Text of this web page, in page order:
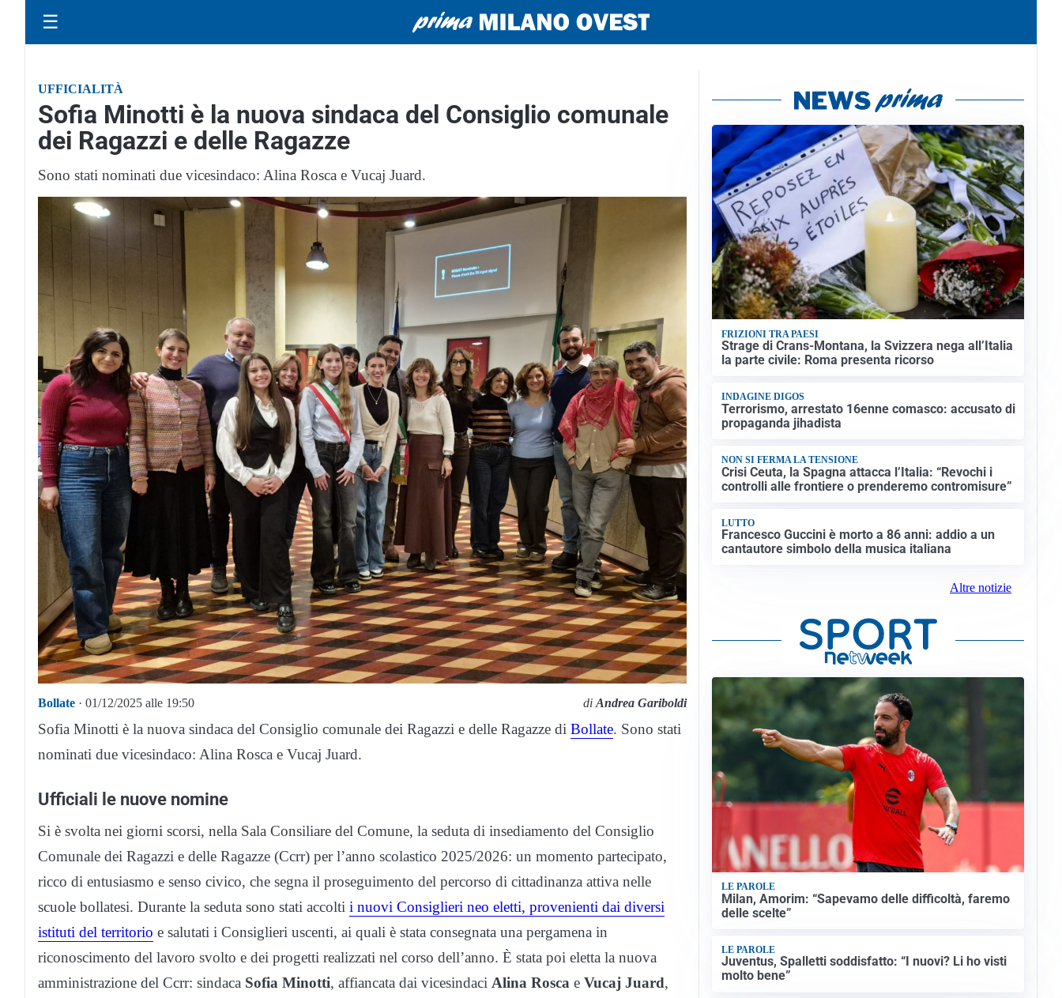
☰
UFFICIALITÀ
Sofia Minotti è la nuova sindaca del Consiglio comunale
dei Ragazzi e delle Ragazze
Sono stati nominati due vicesindaco: Alina Rosca e Vucaj Juard.
Bollate · 01/12/2025 alle 19:50 diAndrea Gariboldi
Sofia Minotti è la nuova sindaca del Consiglio comunale dei Ragazzi e delle Ragazze di Bollate. Sono stati
nominati due vicesindaco: Alina Rosca e Vucaj Juard.
Ufficiali le nuove nomine
Si è svolta nei giorni scorsi, nella Sala Consiliare del Comune, la seduta di insediamento del Consiglio
Comunale dei Ragazzi e delle Ragazze (Ccrr) per l’anno scolastico 2025/2026: un momento partecipato,
ricco di entusiasmo e senso civico, che segna il proseguimento del percorso di cittadinanza attiva nelle
scuole bollatesi. Durante la seduta sono stati accolti i nuovi Consiglieri neo eletti, provenienti dai diversi
istituti del territorio e salutati i Consiglieri uscenti, ai quali è stata consegnata una pergamena in
riconoscimento del lavoro svolto e dei progetti realizzati nel corso dell’anno. È stata poi eletta la nuova
amministrazione del Ccrr: sindaca Sofia Minotti, affiancata dai vicesindaci Alina Rosca e Vucaj Juard,
FRIZIONI TRA PAESI
Strage di Crans-Montana, la Svizzera nega all’Italia
la parte civile: Roma presenta ricorso
INDAGINE DIGOS
Terrorismo, arrestato 16enne comasco: accusato di
propaganda jihadista
NON SI FERMA LA TENSIONE
Crisi Ceuta, la Spagna attacca l’Italia: “Revochi i
controlli alle frontiere o prenderemo contromisure”
LUTTO
Francesco Guccini è morto a 86 anni: addio a un
cantautore simbolo della musica italiana
Altre notizie
LE PAROLE
Milan, Amorim: “Sapevamo delle difficoltà, faremo
delle scelte”
LE PAROLE
Juventus, Spalletti soddisfatto: “I nuovi? Li ho visti
molto bene”